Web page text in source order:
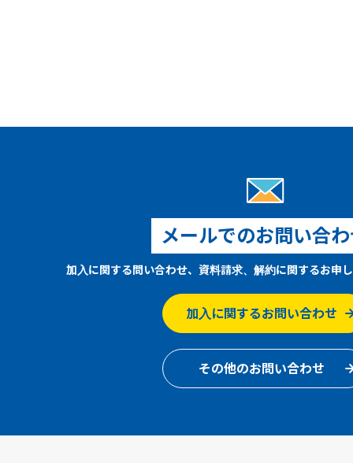
メールでのお問い合
加入に関する問い合わせ、資料請求、解約に関するお申
加入に関するお問い合わせ
その他のお問い合わせ